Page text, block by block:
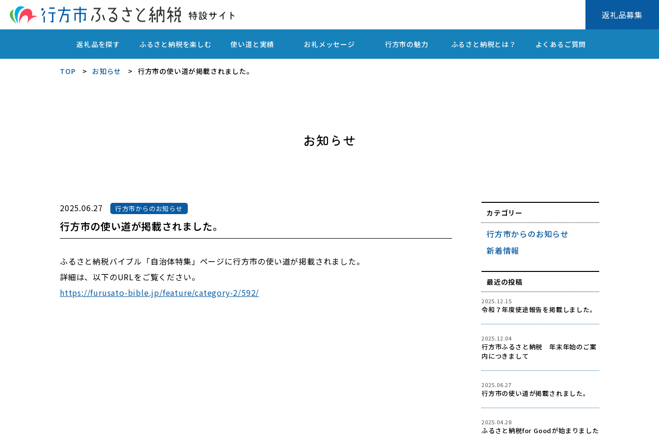
返礼品募集
返礼品を探す ふるさと納税を楽しむ 使い道と実績 お礼メッセージ 行方市の魅力 ふるさと納税とは？ よくあるご質問
TOP お知らせ 行方市の使い道が掲載されました。
お知らせ
2025.06.27 行方市からのお知らせ
行方市の使い道が掲載されました。
ふるさと納税バイブル「自治体特集」ページに行方市の使い道が掲載されました。
詳細は、以下のURLをご覧ください。
https://furusato-bible.jp/feature/category-2/592/
カテゴリー
行方市からのお知らせ
新着情報
最近の投稿
2025.12.15
令和７年度使途報告を掲載しました。
2025.12.04
行方市ふるさと納税 年末年始のご案
内につきまして
2025.06.27
行方市の使い道が掲載されました。
2025.04.28
ふるさと納税for Goodが始まりました